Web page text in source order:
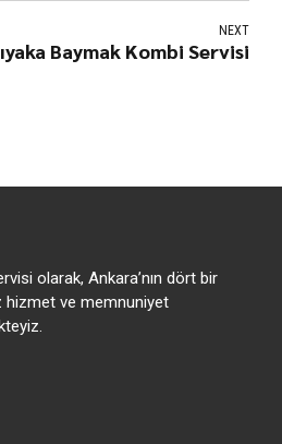
NEXT
Baymak Kombi Servisi
olarak, Ankara’nın dört bir
hizmet ve memnuniyet